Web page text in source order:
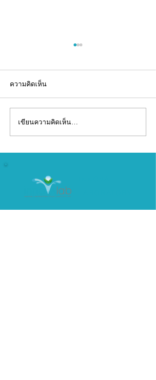
อยากมีแบรนด์อาหาร
เสริม...ไม่จำเป็นต้องเริ่ม
จากศูนย์คนเดียว
ความคิดเห็น
เขียนความคิดเห็น…